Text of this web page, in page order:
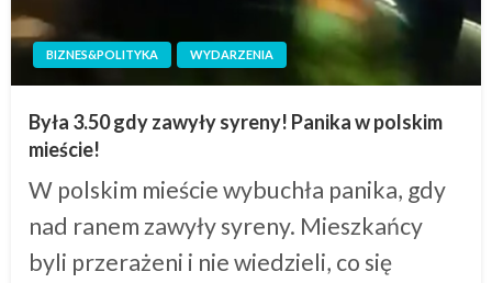
BIZNES&POLITYKA WYDARZENIA
Była 3.50 gdy zawyły syreny! Panika w polskim
mieście!
W polskim mieście wybuchła panika, gdy
nad ranem zawyły syreny. Mieszkańcy
byli przerażeni i nie wiedzieli, co się